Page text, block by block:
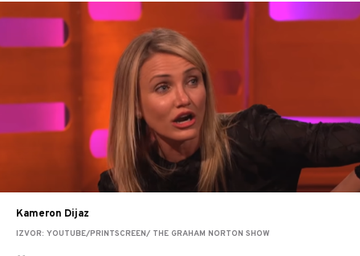
Kameron Dijaz
IZVOR: YOUTUBE/PRINTSCREEN/ THE GRAHAM NORTON SHOW